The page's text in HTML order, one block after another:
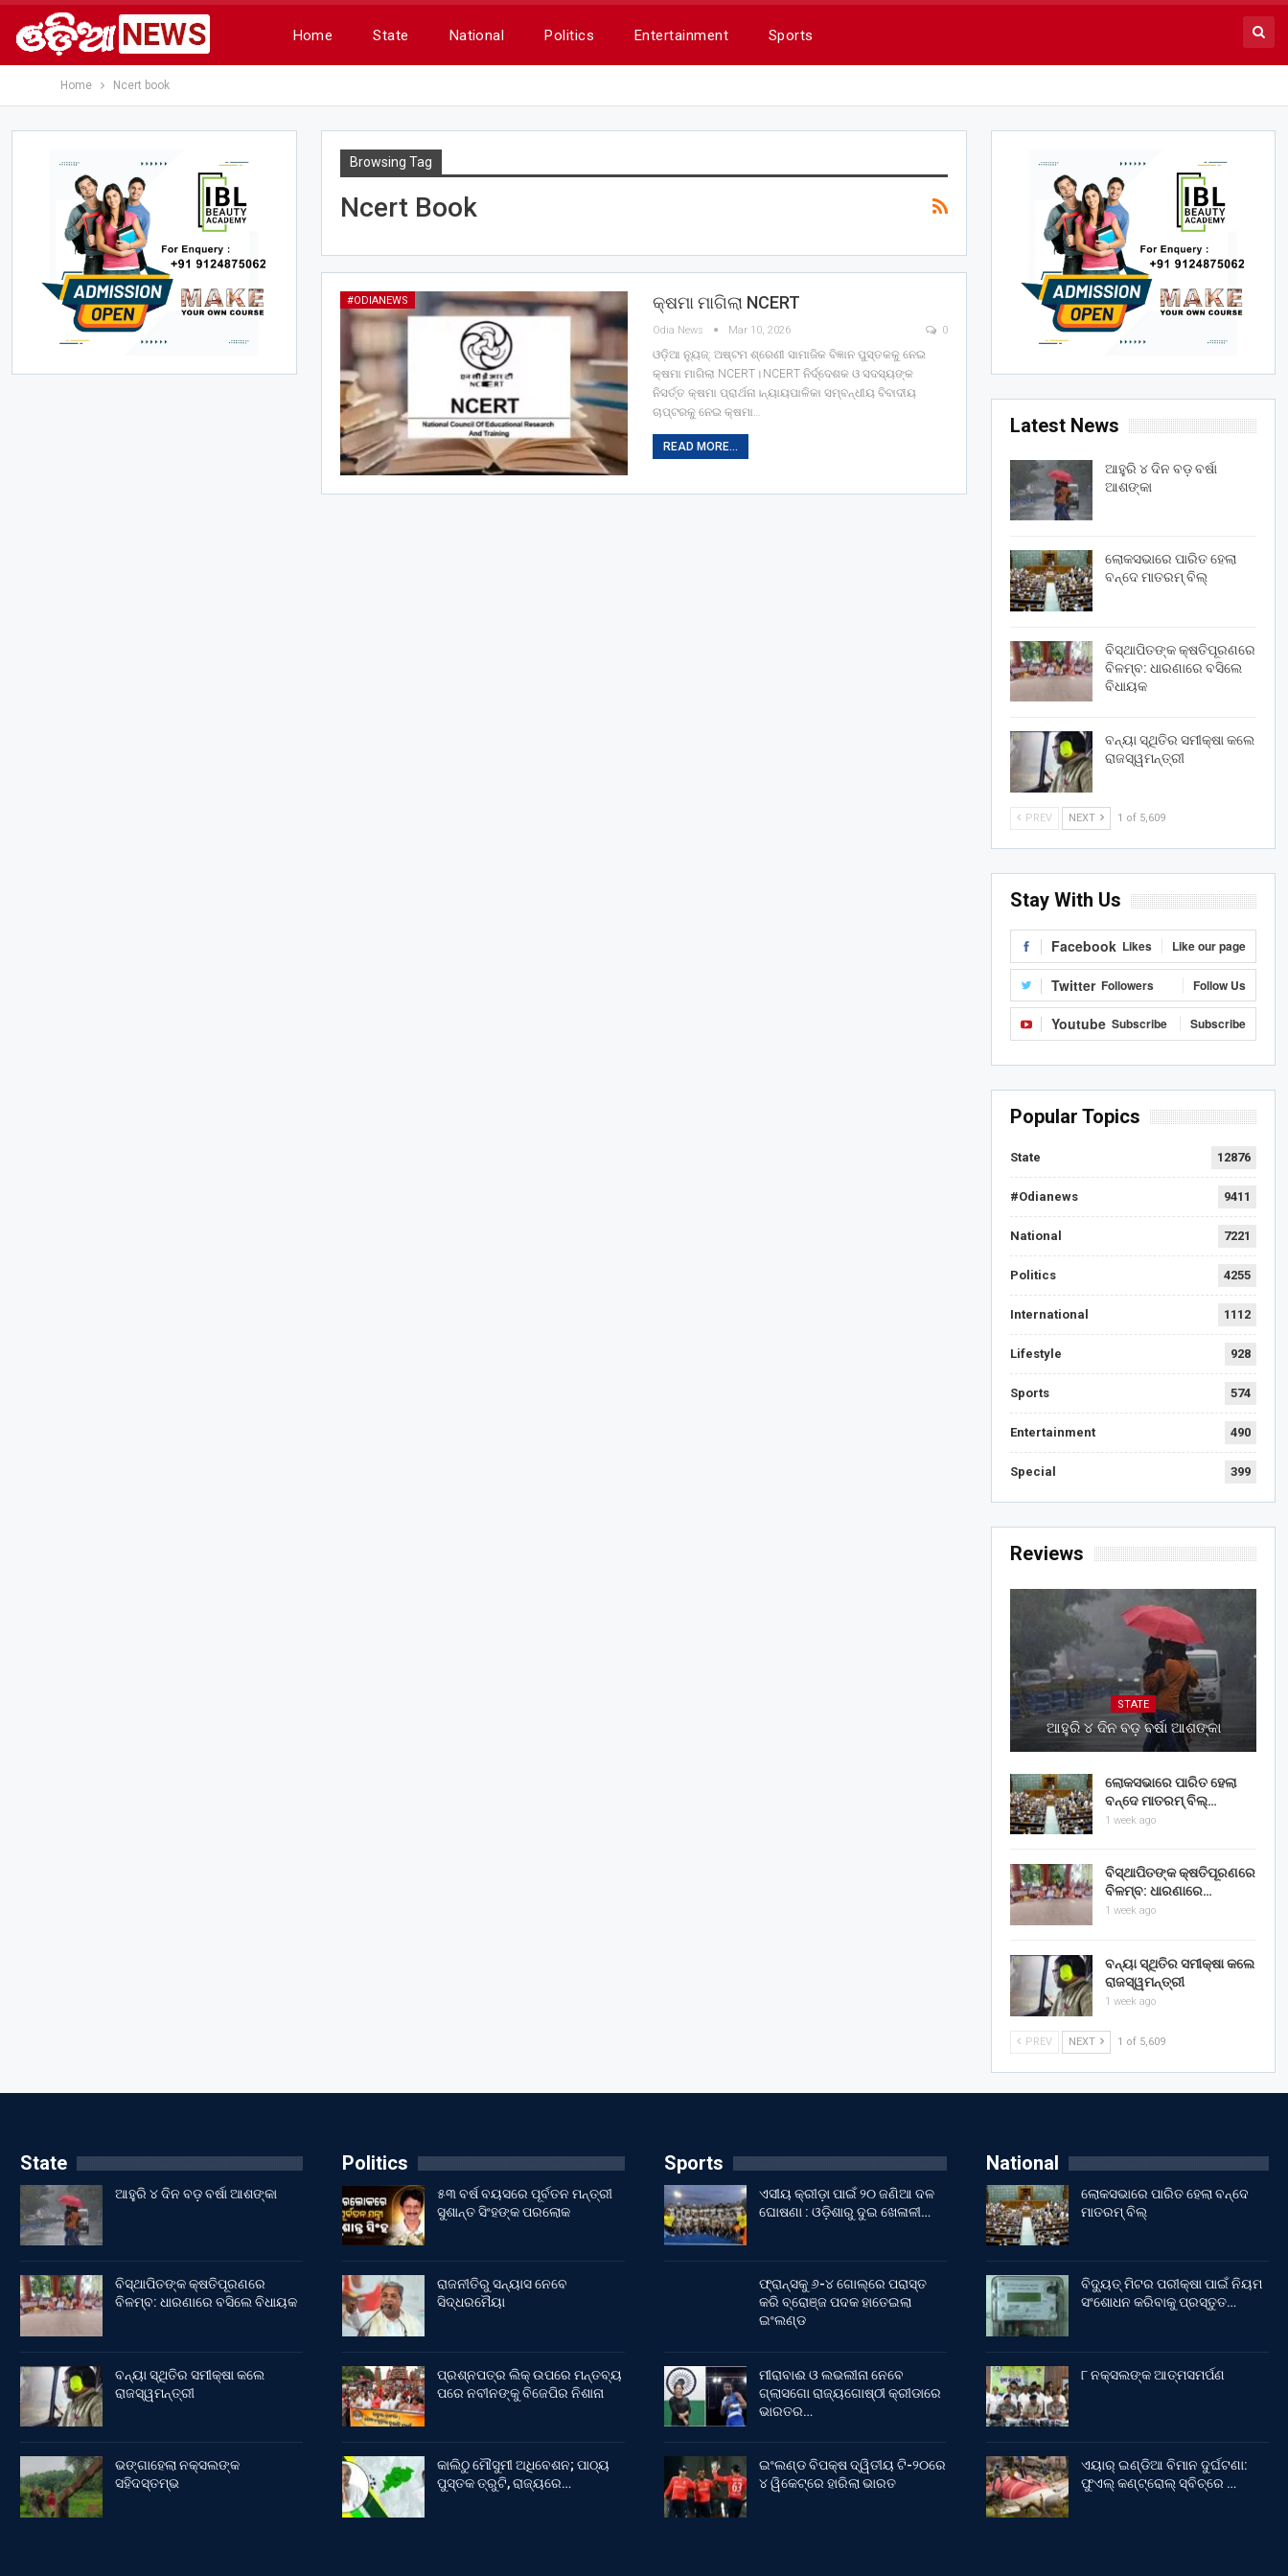
Home State National Politics Entertainment Sports
Home Ncert book
Browsing Tag
Ncert Book
#ODIANEWS କ୍ଷମା ମାଗିଲା NCERT
Odia News Mar 10, 2026 0
ଓଡ଼ିଆ ନ୍ୟୁଜ୍: ଅଷ୍ଟମ ଶ୍ରେଣୀ ସାମାଜିକ ବିଜ୍ଞାନ ପୁସ୍ତକକୁ ନେଇ
କ୍ଷମା ମାଗିଲା NCERT।NCERT ନିର୍ଦ୍ଦେଶକ ଓ ସଦସ୍ୟଙ୍କ
ନିସର୍ତ୍ତ କ୍ଷମା ପ୍ରାର୍ଥନା।ନ୍ୟାୟପାଳିକା ସମ୍ବନ୍ଧୀୟ ବିବାଦୀୟ
ଚାପ୍ଟରକୁ ନେଇ କ୍ଷମା…
READ MORE...
Latest News
ଆହୁରି ୪ ଦିନ ବଡ଼ ବର୍ଷା
ଆଶଙ୍କା
ଲୋକସଭାରେ ପାରିତ ହେଲା
ବନ୍ଦେ ମାତରମ୍‌ ବିଲ୍‌
ବିସ୍ଥାପିତଙ୍କ କ୍ଷତିପୂରଣରେ
ବିଳମ୍ବ: ଧାରଣାରେ ବସିଲେ
ବିଧାୟକ
ବନ୍ୟା ସ୍ଥିତିର ସମୀକ୍ଷା କଲେ
ରାଜସ୍ୱମନ୍ତ୍ରୀ
PREV NEXT 1 of 5,609
Stay With Us
Facebook Likes Like our page
Twitter Followers Follow Us
Youtube Subscribe Subscribe
Popular Topics
State 12876
#Odianews 9411
National 7221
Politics 4255
International 1112
Lifestyle 928
Sports 574
Entertainment 490
Special 399
Reviews
STATE
ଆହୁରି ୪ ଦିନ ବଡ଼ ବର୍ଷା ଆଶଙ୍କା
ଲୋକସଭାରେ ପାରିତ ହେଲା
ବନ୍ଦେ ମାତରମ୍‌ ବିଲ୍‌…
1 week ago
ବିସ୍ଥାପିତଙ୍କ କ୍ଷତିପୂରଣରେ
ବିଳମ୍ବ: ଧାରଣାରେ…
1 week ago
ବନ୍ୟା ସ୍ଥିତିର ସମୀକ୍ଷା କଲେ
ରାଜସ୍ୱମନ୍ତ୍ରୀ
1 week ago
PREV NEXT 1 of 5,609
State
ଆହୁରି ୪ ଦିନ ବଡ଼ ବର୍ଷା ଆଶଙ୍କା
ବିସ୍ଥାପିତଙ୍କ କ୍ଷତିପୂରଣରେ
ବିଳମ୍ବ: ଧାରଣାରେ ବସିଲେ ବିଧାୟକ
ବନ୍ୟା ସ୍ଥିତିର ସମୀକ୍ଷା କଲେ
ରାଜସ୍ୱମନ୍ତ୍ରୀ
ଭଙ୍ଗାହେଲା ନକ୍ସଲଙ୍କ
ସହିଦସ୍ତମ୍ଭ
Politics
୫୩ ବର୍ଷ ବୟସରେ ପୂର୍ବତନ ମନ୍ତ୍ରୀ
ସୁଶାନ୍ତ ସିଂହଙ୍କ ପରଲୋକ
ରାଜନୀତିରୁ ସନ୍ୟାସ ନେବେ
ସିଦ୍ଧରମୈୟା
ପ୍ରଶ୍ନପତ୍ର ଲିକ୍ ଉପରେ ମନ୍ତବ୍ୟ
ପରେ ନବୀନଙ୍କୁ ବିଜେପିର ନିଶାନା
କାଲିଠୁ ମୌସୁମୀ ଅଧିବେଶନ; ପାଠ୍ୟ
ପୁସ୍ତକ ତ୍ରୁଟି, ରାଜ୍ୟରେ…
Sports
ଏସୀୟ କ୍ରୀଡ଼ା ପାଇଁ ୨୦ ଜଣିଆ ଦଳ
ଘୋଷଣା : ଓଡ଼ିଶାରୁ ଦୁଇ ଖେଳାଳୀ…
ଫ୍ରାନ୍ସକୁ ୬-୪ ଗୋଲ୍‌ରେ ପରାସ୍ତ
କରି ବ୍ରୋଞ୍ଜ ପଦକ ହାତେଇଲା
ଇଂଲଣ୍ଡ
ମୀରାବାଈ ଓ ଲଭଲୀନା ନେବେ
ଗ୍ଲାସଗୋ ରାଜ୍ୟଗୋଷ୍ଠୀ କ୍ରୀଡାରେ
ଭାରତର…
ଇଂଲଣ୍ଡ ବିପକ୍ଷ ଦ୍ୱିତୀୟ ଟି-୨୦ରେ
୪ ୱିକେଟ୍‌ରେ ହାରିଲା ଭାରତ
National
ଲୋକସଭାରେ ପାରିତ ହେଲା ବନ୍ଦେ
ମାତରମ୍‌ ବିଲ୍‌
ବିଦ୍ୟୁତ୍ ମିଟର ପରୀକ୍ଷା ପାଇଁ ନିୟମ
ସଂଶୋଧନ କରିବାକୁ ପ୍ରସ୍ତୁତ…
୮ ନକ୍ସଲଙ୍କ ଆତ୍ମସମର୍ପଣ
ଏୟାର୍ ଇଣ୍ଡିଆ ବିମାନ ଦୁର୍ଘଟଣା:
ଫୁଏଲ୍‌ କଣ୍ଟ୍ରୋଲ୍‌ ସ୍ବିଚ୍‌ରେ …